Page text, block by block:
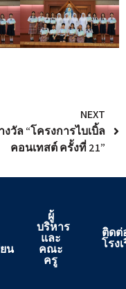
NEXT
งวัล “โครงการไบเบิ้ล
คอนเทสต์ ครั้งที่ 21”
น
ผู้
บริหาร
และ
คณะ
ครู
ติดต่
โรง